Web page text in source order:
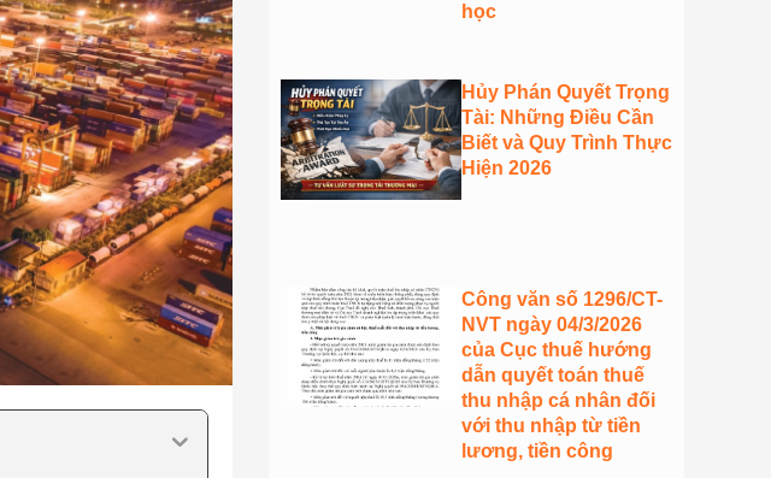
học
Hủy Phán Quyết Trọng
Tài: Những Điều Cần
Biết và Quy Trình Thực
Hiện 2026
Công văn số 1296/CT-
NVT ngày 04/3/2026
của Cục thuế hướng
dẫn quyết toán thuế
thu nhập cá nhân đối
với thu nhập từ tiền
lương, tiền công